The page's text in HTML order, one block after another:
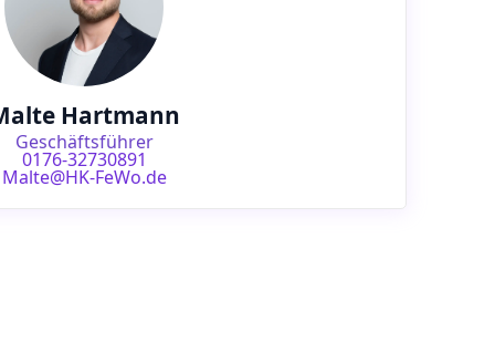
Hartmann
Geschäftsführer
0176-32730891
Malte@HK-FeWo.de